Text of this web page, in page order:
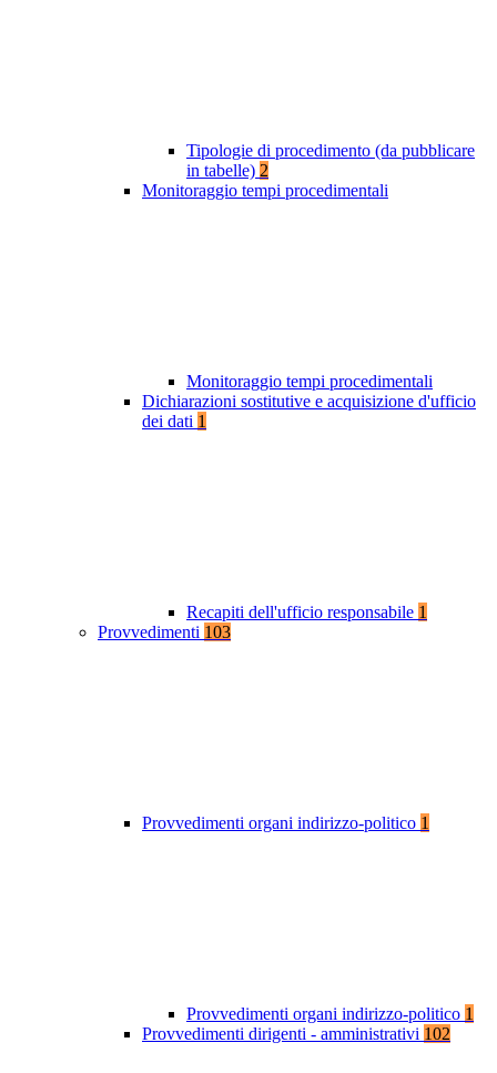
Tipologie di procedimento (da pubblicare
in tabelle) 2
Monitoraggio tempi procedimentali
Monitoraggio tempi procedimentali
Dichiarazioni sostitutive e acquisizione d'ufficio
dei dati 1
Recapiti dell'ufficio responsabile 1
Provvedimenti 103
Provvedimenti organi indirizzo-politico 1
Provvedimenti organi indirizzo-politico 1
Provvedimenti dirigenti - amministrativi 102